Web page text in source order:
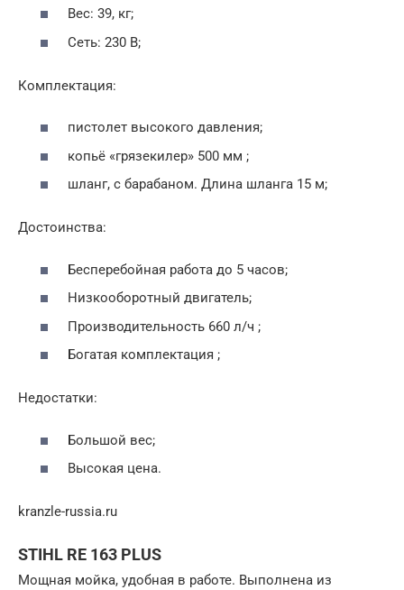
Вес: 39, кг;
Сеть: 230 В;
Комплектация:
пистолет высокого давления;
копьё «грязекилер» 500 мм ;
шланг, с барабаном. Длина шланга 15 м;
Достоинства:
Бесперебойная работа до 5 часов;
Низкооборотный двигатель;
Производительность 660 л/ч ;
Богатая комплектация ;
Недостатки:
Большой вес;
Высокая цена.
kranzle-russia.ru
STIHL RE 163 PLUS
Мощная мойка, удобная в работе. Выполнена из